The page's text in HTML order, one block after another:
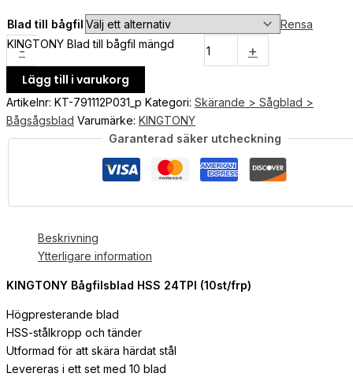
Blad till bågfil Rensa
-
KINGTONY Blad till bågfil mängd +
Lägg till i varukorg
Artikelnr: KT-791112P031_p Kategori: Skärande > Sågblad >
Bågsågsblad Varumärke: KINGTONY
Garanterad säker utcheckning
Beskrivning
Ytterligare information
KINGTONY Bågfilsblad HSS 24TPI (10st/frp)
Högpresterande blad
HSS-stålkropp och tänder
Utformad för att skära härdat stål
Levereras i ett set med 10 blad